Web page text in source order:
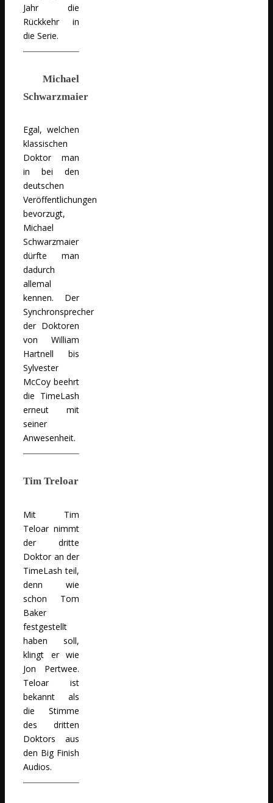
Jahr die
Rückkehr in
die Serie.
Michael
Schwarzmaier
Egal, welchen
klassischen
Doktor man
in bei den
deutschen
Veröffentlichungen
bevorzugt,
Michael
Schwarzmaier
dürfte man
dadurch
allemal
kennen. Der
Synchronsprecher
der Doktoren
von William
Hartnell bis
Sylvester
McCoy beehrt
die TimeLash
erneut mit
seiner
Anwesenheit.
Tim Treloar
Mit Tim
Teloar nimmt
der dritte
Doktor an der
TimeLash teil,
denn wie
schon Tom
Baker
festgestellt
haben soll,
klingt er wie
Jon Pertwee.
Teloar ist
bekannt als
die Stimme
des dritten
Doktors aus
den Big Finish
Audios.